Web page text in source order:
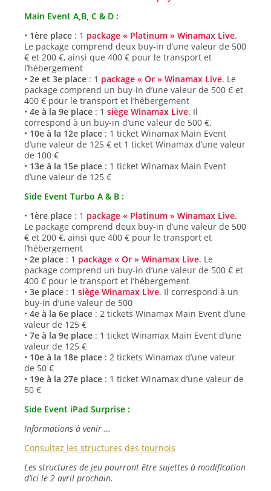
Main Event A,B, C & D :
• 1ère place : 1 package « Platinum » Winamax Live.
Le package comprend deux buy-in d’une valeur de 500
€ et 200 €, ainsi que 400 € pour le transport et
l’hébergement
•2e et 3e place : 1 package « Or » Winamax Live. Le
package comprend un buy-in d’une valeur de 500 € et
400 € pour le transport et l’hébergement
•4e à la 9e place : 1siège Winamax Live. Il
correspond à un buy-in d’une valeur de 500 €.
• 10e à la 12e place : 1 ticket Winamax Main Event
d’une valeur de 125 € et 1 ticket Winamax d’une valeur
de 100 €
• 13e à la 15e place : 1 ticket Winamax Main Event
d’une valeur de 125 €
Side Event Turbo A & B :
• 1ère place : 1 package « Platinum » Winamax Live.
Le package comprend deux buy-in d’une valeur de 500
€ et 200 €, ainsi que 400 € pour le transport et
l’hébergement
•2e place : 1 package « Or » Winamax Live. Le
package comprend un buy-in d’une valeur de 500 € et
400 € pour le transport et l’hébergement
•3e place : 1siège Winamax Live. Il correspond à un
buy-in d’une valeur de 500
•4e à la 6e place : 2 tickets Winamax Main Event d’une
valeur de 125 €
•7e à la 9e place : 1 ticket Winamax Main Event d’une
valeur de 125 €
• 10e à la 18e place : 2 tickets Winamax d’une valeur
de 50 €
• 19e à la 27e place : 1 ticket Winamax d’une valeur de
50 €
Side Event iPad Surprise :
Informations à venir …
Consultez les structures des tournois
Les structures de jeu pourront être sujettes à modification
d’ici le 2 avril prochain.